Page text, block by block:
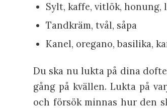
Sylt, kaffe, vitlök, honung,
Tandkräm, tvål, såpa
Kanel, oregano, basilika,
Du ska nu lukta på dina
gång på kvällen. Lukta på
och försök minnas hur den